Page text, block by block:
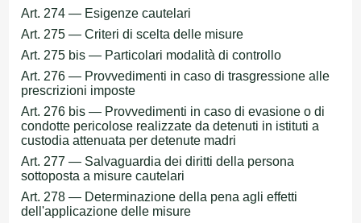
Art. 274 — Esigenze cautelari
Art. 275 — Criteri di scelta delle misure
Art. 275 bis — Particolari modalità di controllo
Art. 276 — Provvedimenti in caso di trasgressione alle
prescrizioni imposte
Art. 276 bis — Provvedimenti in caso di evasione o di
condotte pericolose realizzate da detenuti in istituti a
custodia attenuata per detenute madri
Art. 277 — Salvaguardia dei diritti della persona
sottoposta a misure cautelari
Art. 278 — Determinazione della pena agli effetti
dell'applicazione delle misure